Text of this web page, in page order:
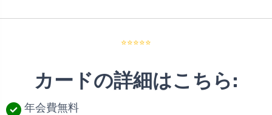
⭐⭐⭐⭐⭐
カードの詳細はこちら:
年会費無料